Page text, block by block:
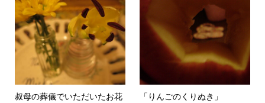
叔母の葬儀でいただいたお花
「りんごのくりぬき」